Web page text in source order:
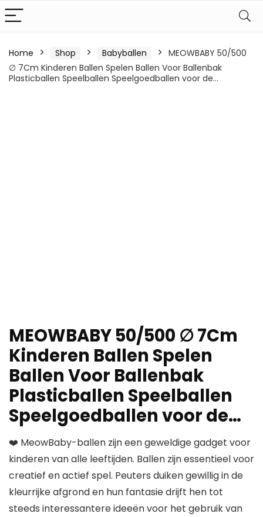
Home Shop Babyballen
MEOWBABY 50/500
∅ 7Cm Kinderen Ballen Spelen Ballen Voor Ballenbak
Plasticballen Speelballen Speelgoedballen voor de…
MEOWBABY 50/500 ∅ 7Cm
Kinderen Ballen Spelen
Ballen Voor Ballenbak
Plasticballen Speelballen
Speelgoedballen voor de…
❤️ MeowBaby-ballen zijn een geweldige gadget voor
kinderen van alle leeftijden. Ballen zijn essentieel voor
creatief en actief spel. Peuters duiken gewillig in de
kleurrijke afgrond en hun fantasie drijft hen tot
steeds interessantere ideeën voor het gebruik van